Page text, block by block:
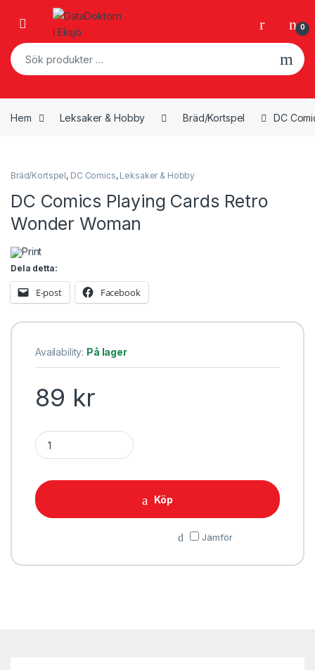
Skip to navigation
Skip to content
Open 0
Sök efter:
Hem Leksaker & Hobby Bräd/Kortspel DC
Bräd/Kortspel, DC Comics, Leksaker & Hobby
DC Comics Playing Cards Retro
Wonder Woman
Print
Dela detta:
E-post Facebook
Availability: På lager
89 kr
DC Comics Playing Cards Retro Wonder Woman quantity
Köp
Jämför